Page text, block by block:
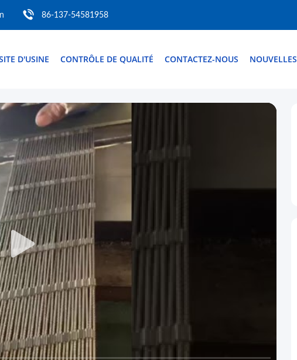
86-137-54581958
D'USINE CONTRÔLE DE QUALITÉ CONTACTEZ-NOUS NOUVELLES